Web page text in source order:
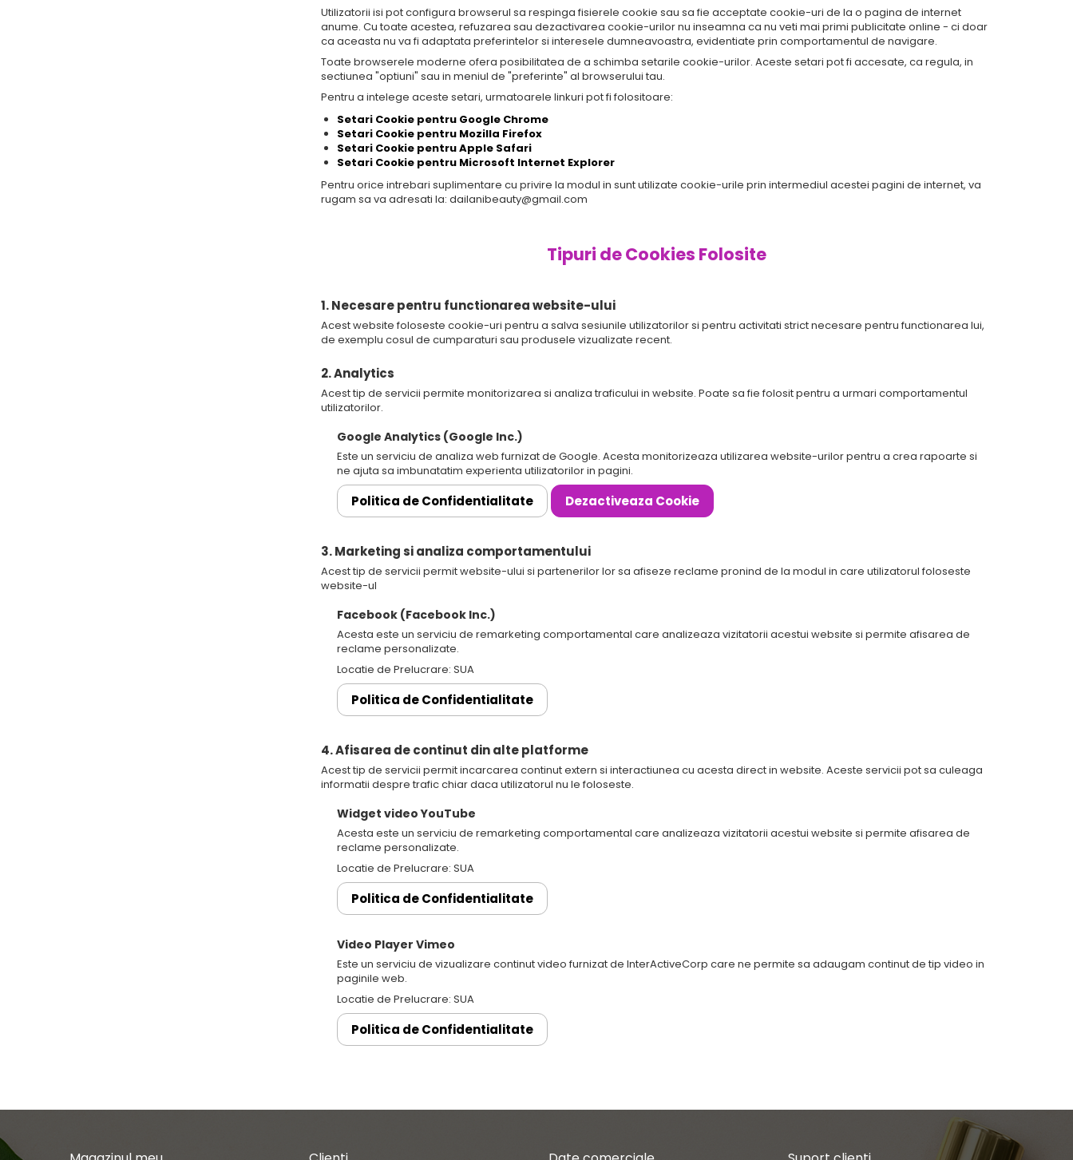
Utilizatorii isi pot configura browserul sa respinga fisierele cookie sau sa fie acceptate cookie-uri de la o pagina de internet
anume. Cu toate acestea, refuzarea sau dezactivarea cookie-urilor nu inseamna ca nu veti mai primi publicitate online - ci doar
ca aceasta nu va fi adaptata preferintelor si interesele dumneavoastra, evidentiate prin comportamentul de navigare.
Toate browserele moderne ofera posibilitatea de a schimba setarile cookie-urilor. Aceste setari pot fi accesate, ca regula, in
sectiunea "optiuni" sau in meniul de "preferinte" al browserului tau.
Pentru a intelege aceste setari, urmatoarele linkuri pot fi folositoare:
Setari Cookie pentru Google Chrome
Setari Cookie pentru Mozilla Firefox
Setari Cookie pentru Apple Safari
Setari Cookie pentru Microsoft Internet Explorer
Pentru orice intrebari suplimentare cu privire la modul in sunt utilizate cookie-urile prin intermediul acestei pagini de internet, va
rugam sa va adresati la: dailanibeauty@gmail.com
Tipuri de Cookies Folosite
1. Necesare pentru functionarea website-ului
Acest website foloseste cookie-uri pentru a salva sesiunile utilizatorilor si pentru activitati strict necesare pentru functionarea lui,
de exemplu cosul de cumparaturi sau produsele vizualizate recent.
2. Analytics
Acest tip de servicii permite monitorizarea si analiza traficului in website. Poate sa fie folosit pentru a urmari comportamentul
utilizatorilor.
Google Analytics (Google Inc.)
Este un serviciu de analiza web furnizat de Google. Acesta monitorizeaza utilizarea website-urilor pentru a crea rapoarte si
ne ajuta sa imbunatatim experienta utilizatorilor in pagini.
Politica de Confidentialitate Dezactiveaza Cookie
3. Marketing si analiza comportamentului
Acest tip de servicii permit website-ului si partenerilor lor sa afiseze reclame pronind de la modul in care utilizatorul foloseste
website-ul
Facebook (Facebook Inc.)
Acesta este un serviciu de remarketing comportamental care analizeaza vizitatorii acestui website si permite afisarea de
reclame personalizate.
Locatie de Prelucrare: SUA
Politica de Confidentialitate
4. Afisarea de continut din alte platforme
Acest tip de servicii permit incarcarea continut extern si interactiunea cu acesta direct in website. Aceste servicii pot sa culeaga
informatii despre trafic chiar daca utilizatorul nu le foloseste.
Widget video YouTube
Acesta este un serviciu de remarketing comportamental care analizeaza vizitatorii acestui website si permite afisarea de
reclame personalizate.
Locatie de Prelucrare: SUA
Politica de Confidentialitate
Video Player Vimeo
Este un serviciu de vizualizare continut video furnizat de InterActiveCorp care ne permite sa adaugam continut de tip video in
paginile web.
Locatie de Prelucrare: SUA
Politica de Confidentialitate